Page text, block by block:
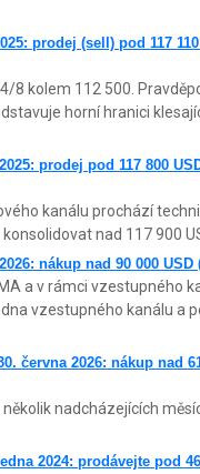
prodej (sell) pod 117 110
8 kolem 112 500.
horní hranici
prodej pod 117 800
kanálu prochází
nad 117 900
nákup nad 90 000 USD
a v rámci vzestupného
vzestupného kanálu a
června 2026: nákup nad
nadcházejících
2024: prodávejte pod